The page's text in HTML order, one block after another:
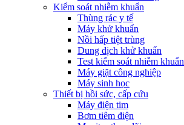
Kiểm soát nhiễm khuẩn
Thùng rác y tế
Máy khử khuẩn
Nồi hấp tiệt trùng
Dung dịch khử khuẩn
Test kiểm soát nhiễm khuẩn
Máy giặt công nghiệp
Máy sinh học
Thiết bị hồi sức, cấp cứu
Máy điện tim
Bơm tiêm điện